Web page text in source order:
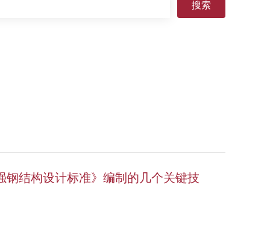
搜索
结构设计标准》编制的几个关键技